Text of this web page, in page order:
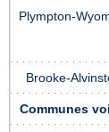
Plympton-
Brooke-
Communes